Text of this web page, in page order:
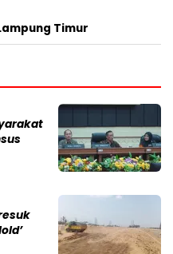
Lampung Timur